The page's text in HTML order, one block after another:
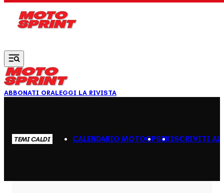
ABBONATI ORALEGGI LA RIVISTA
TEMI CALDI CALENDARIO MOTOGPSBKISCRIVITI AL